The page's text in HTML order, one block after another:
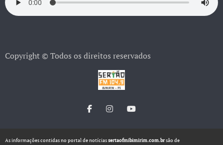
Copyright © Todos os direitos reservados
As informações contidas no portal de notíciassertaofmibimirim.com.brsão de